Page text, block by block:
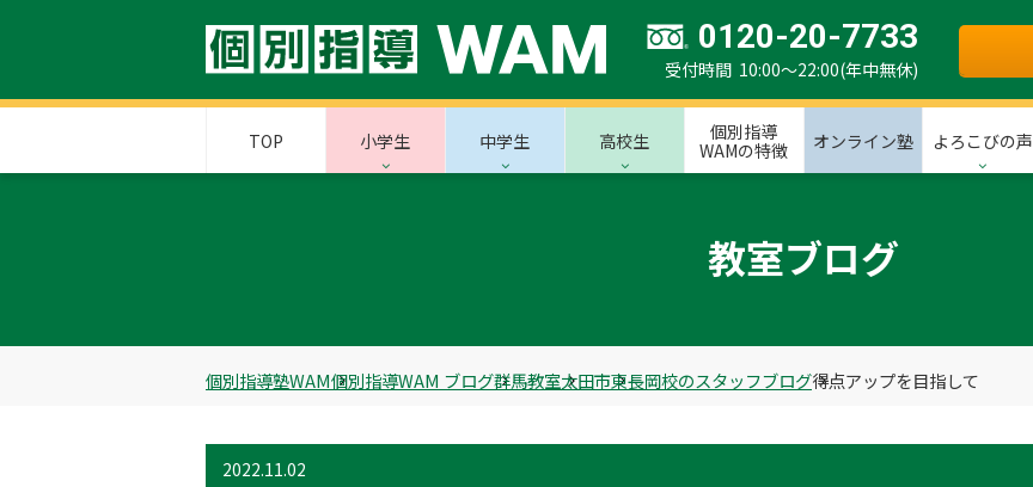
0120-20-7733
受付時間 10:00～22:00(年中無休)
TOP 小学生 中学生 高校生
個別指導
WAMの特徴
オンライン塾 よろこびの声
教室ブログ
個別指導塾WAM個別指導WAM ブログ群馬教室太田市東長岡校のスタッフブログ得点アップを目指して
2022.11.02